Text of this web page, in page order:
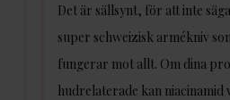
Det är sällsynt, för att inte
super schweizisk armékniv
fungerar mot allt. Om dina
hudrelaterade kan niacinamid